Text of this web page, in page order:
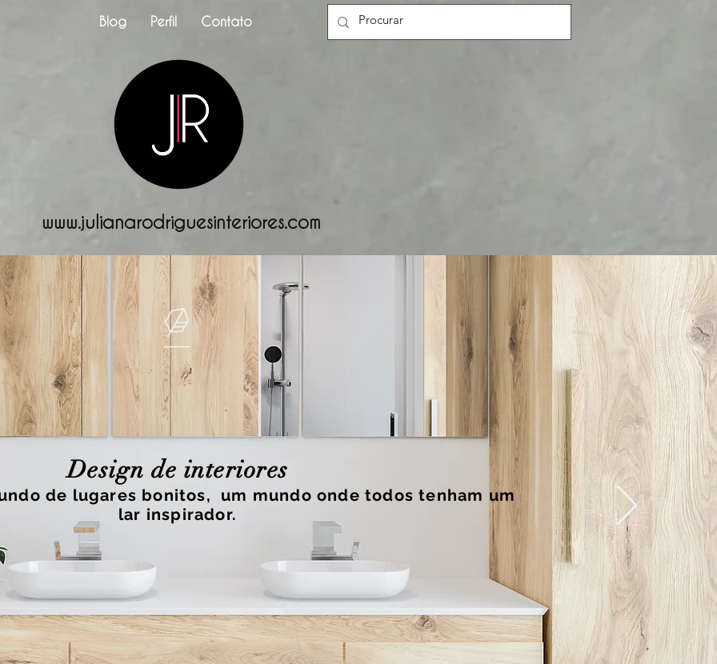
Blog Perfil Contato
www.julianarodriguesinteriores.com
Design de interiores
de lugares bonitos, um mundo onde todos tenham um
lar inspirador.